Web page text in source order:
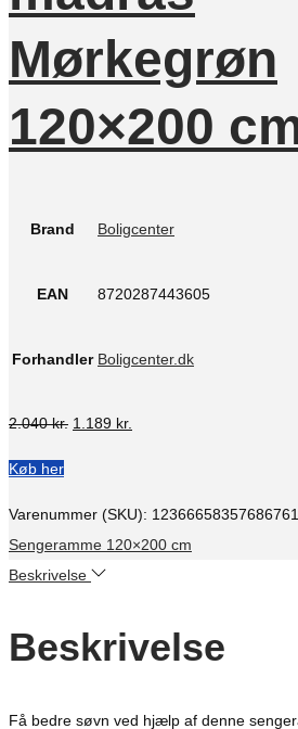
Mørkegrøn
120×200
Brand Boligcenter
EAN 8720287443605
Forhandler Boligcenter.dk
2.040kr. Den
var:
2.040 kr..
1.189 kr.
er:
1.189 kr..
Køb her
Varenummer (SKU):
Sengeramme 120×200 cm
Beskrivelse
Beskrivelse
Få bedre søvn ved hjælp af denne